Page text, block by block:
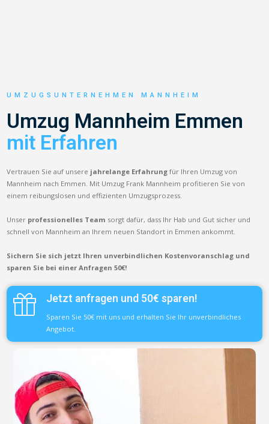
UMZUGSUNTERNEHMEN MANNHEIM
Umzug Mannheim Emmen
mit Erfahren
Vertrauen Sie auf unsere jahrelange Erfahrung für Ihren Umzug von
Mannheim nach Emmen. Mit Umzug Frank Mannheim profitieren Sie von
einem reibungslosen und effizienten Umzugsprozess.
Unser professionelles Team sorgt dafür, dass Ihr Hab und Gut sicher und
schnell von Mannheim an Ihrem neuen Standort in Emmen ankommt.
Sichern Sie sich jetzt Ihren unverbindlichen Kostenvoranschlag und
sparen Sie bei einer Anfragen 50€!
Jetzt anfragen und 50€ sparen!
Sparen Sie 50€ mit uns und erhalten Sie Ihr unverbindliches
Angebot.